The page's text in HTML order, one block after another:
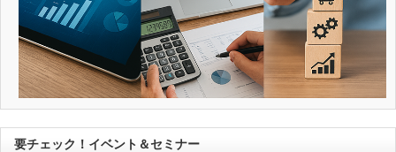
要チェック！イベント＆セミナー